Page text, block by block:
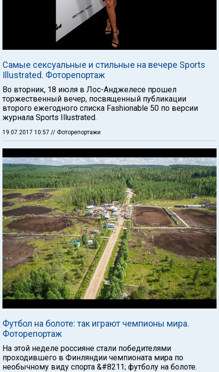
Самые сексуальные и стильные на вечере Sports
Illustrated. Фоторепортаж
Во вторник, 18 июля в Лос-Анджелесе прошел
торжественный вечер, посвященный публикации
второго ежегодного списка Fashionable 50 по версии
журнала Sports Illustrated.
19.07.2017 10:57 // Фоторепортажи
Футбол на болоте: так играют чемпионы мира.
Фоторепортаж
На этой неделе россияне стали победителями
проходившего в Финляндии чемпионата мира по
необычному виду спорта &#8211; футболу на болоте.